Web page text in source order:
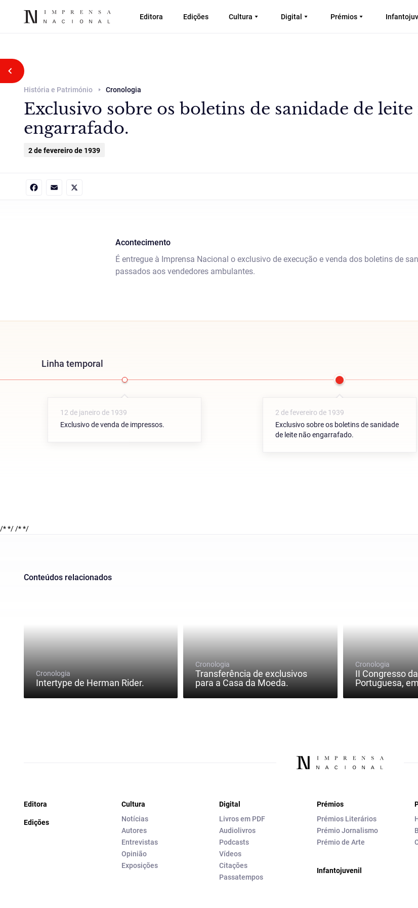
Editora Edições Cultura Digital Prémios
Voltar atrás
História e Património Cronologia
Exclusivo sobre os boletins de sanidade de leite
engarrafado.
2 de fevereiro de 1939
Acontecimento
É entregue à Imprensa Nacional o exclusivo de execução e venda dos boletins de
passados aos vendedores ambulantes.
Linha temporal
12 de janeiro de 1939
Exclusivo de venda de impressos.
2 de fevereiro de 1939
Exclusivo sobre os boletins de sanidade
de leite não engarrafado.
/* *//* */
Conteúdos relacionados
Cronologia
Intertype de Herman Rider.
Cronologia
Transferência de exclusivos
para a Casa da Moeda.
Cronologia
II Congresso
Portuguesa,
Editora
Edições
Cultura
Notícias
Autores
Entrevistas
Opinião
Exposições
Digital
Livros em PDF
Audiolivros
Podcasts
Vídeos
Citações
Passatempos
Prémios
Prémios Literários
Prémio Jornalismo
Prémio de Arte
Infantojuvenil